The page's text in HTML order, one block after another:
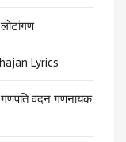
Lyrics
वंदन गणनायक